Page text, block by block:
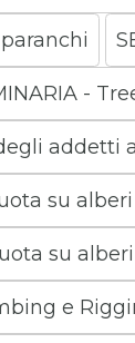
-
su
su alberi
e